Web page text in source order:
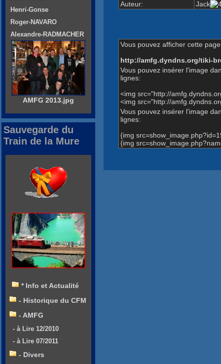
Auteur:
Jack
Vous pouvez afficher cette
http://amfg.dyndns.org/tiki-
Vous pouvez insérer l'image
lignes:
<img src="http://
<img src="http://
Vous pouvez insérer l'image
lignes:
{img
{img
Henri-Gonse
Roger-NAVARO
Alexandre-RADMACHER
AMFG 2013.jpg
Sauvegarde du
Train de la Mure
* Info et Actualité
- Historique du CFM
- AMFG
- à Lire 12/2010
- à Lire 07/2011
- Divers